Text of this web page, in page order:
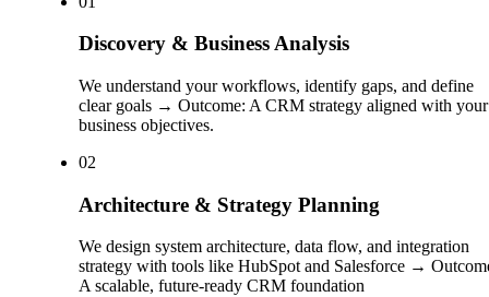
Discovery & Business Analysis
We understand your workflows, identify gaps, and define
clear goals → Outcome: A CRM strategy aligned with your
business objectives.
02
Architecture & Strategy Planning
We design system architecture, data flow, and integration
strategy with tools like HubSpot and Salesforce →
A scalable, future-ready CRM foundation